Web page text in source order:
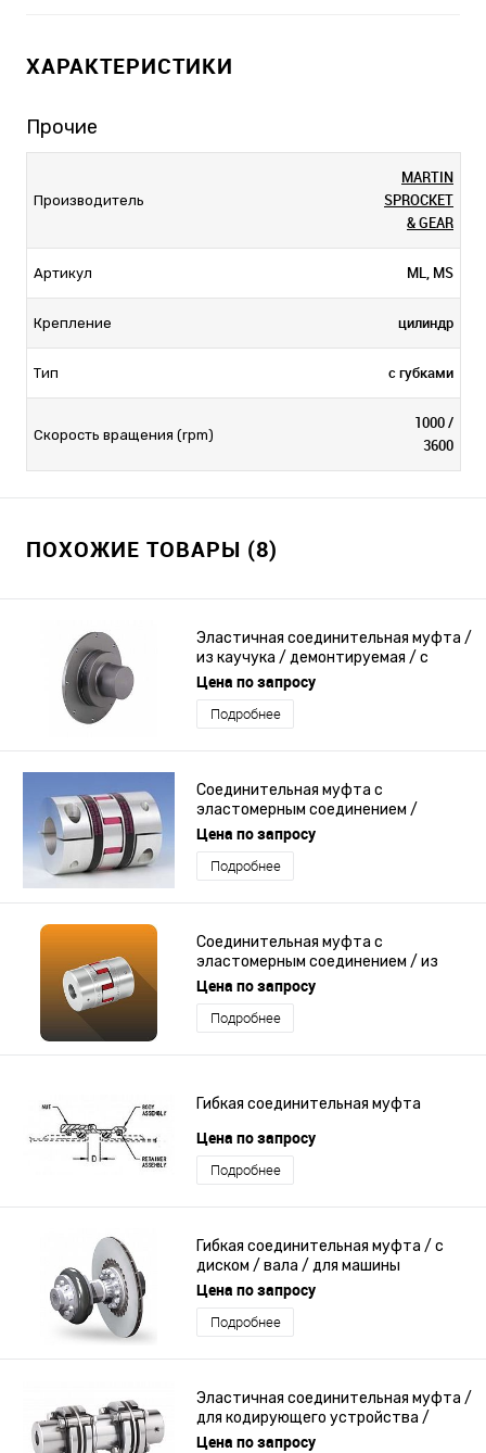
ХАРАКТЕРИСТИКИ
Прочие
Производитель
MARTIN
SPROCKET
& GEAR
Артикул ML, MS
Крепление цилиндр
Тип с губками
Скорость вращения (rpm)
1000 /
3600
ПОХОЖИЕ ТОВАРЫ (8)
Эластичная соединительная муфта /
из каучука / демонтируемая / с
фланцем
Цена по запросу
Подробнее
Соединительная муфта с
эластомерным соединением /
цилиндр
Цена по запросу
Подробнее
Соединительная муфта с
эластомерным соединением / из
алюминия / без зазора / цилиндр
Цена по запросу
Подробнее
Гибкая соединительная муфта
Цена по запросу
Подробнее
Гибкая соединительная муфта / с
диском / вала / для машины
Цена по запросу
Подробнее
Эластичная соединительная муфта /
для кодирующего устройства /
металлическая / без зазора
Цена по запросу